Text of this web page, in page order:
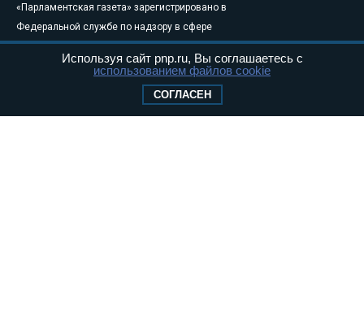
«Парламентская газета» зарегистрировано в
Федеральной службе по надзору в сфере
связи, информационных технологий и
массовых коммуникаций (Роскомнадзор) 05
Свидетельство о регистрации Эл № ФС77-
Используя сайт pnp.ru, Вы соглашаетесь с
использованием файлов cookie
СОГЛАСЕН